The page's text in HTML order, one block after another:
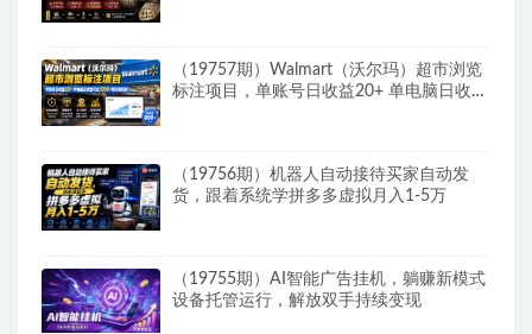
（19757期）Walmart（沃尔玛）超市浏览
标注项目，单账号日收益20+ 单电脑日收益
（19756期）机器人自动接待买家自动发
货，跟着系统学拼多多虚拟月入1-5万
（19755期）AI智能广告挂机，躺赚新模式
设备托管运行，解放双手持续变现